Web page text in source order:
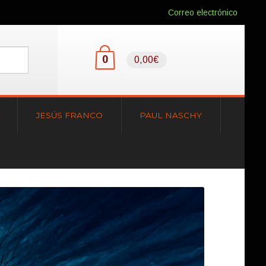
Correo electrónico
0 0,00€
JESÚS FRANCO PAUL NASCHY